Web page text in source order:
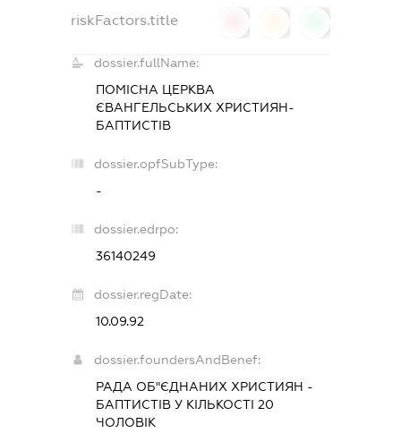
riskFactors.title
dossier.fullName:
ПОМІСНА ЦЕРКВА
ЄВАНГЕЛЬСЬКИХ ХРИСТИЯН-
БАПТИСТІВ
dossier.opfSubType:
-
dossier.edrpo:
36140249
dossier.regDate:
10.09.92
dossier.foundersAndBenef:
РАДА ОБ"ЄДНАНИХ ХРИСТИЯН -
БАПТИСТІВ У КІЛЬКОСТІ 20
ЧОЛОВІК